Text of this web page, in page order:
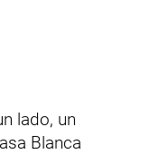
lado, un
Blanca